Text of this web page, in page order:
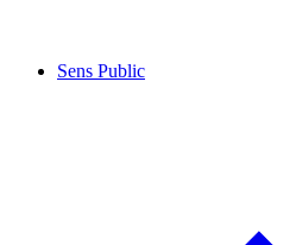
Sens Public